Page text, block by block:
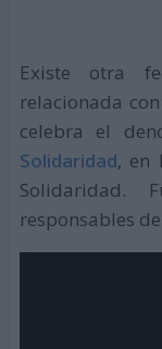
Existe otra
relacionada
celebra el
Solidaridad, en
Solidaridad.
responsables